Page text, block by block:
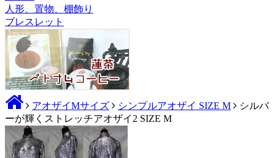
人形、置物、棚飾り
ブレスレット
アオザイMサイズ シンプルアオザイ SIZE M
シルバ
ーが輝くストレッチアオザイ2 SIZE M